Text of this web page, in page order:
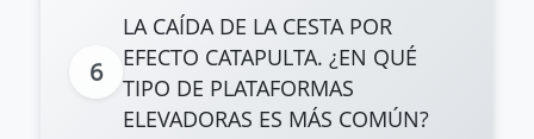
6
LA CAÍDA DE LA CESTA POR
EFECTO CATAPULTA. ¿EN QUÉ
TIPO DE PLATAFORMAS
ELEVADORAS ES MÁS COMÚN?